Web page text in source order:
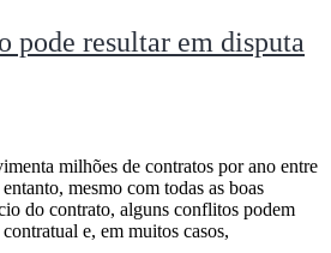
pode resultar em disputa
milhões de contratos por ano entre
mesmo com todas as boas
do contrato, alguns conflitos podem
e, em muitos casos,